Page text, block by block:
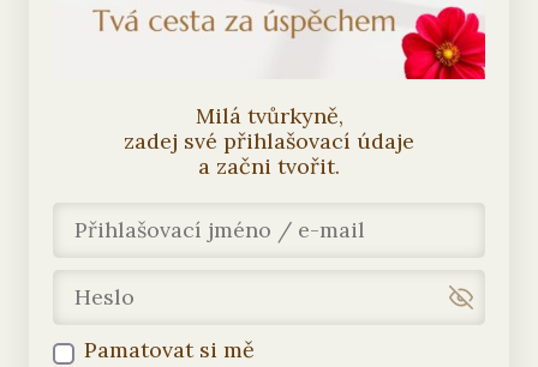
Milá tvůrkyně,
zadej své přihlašovací údaje
a začni tvořit.
Pamatovat si mě